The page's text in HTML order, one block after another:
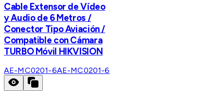
Cable Extensor de Vídeo
y Audio de 6 Metros /
Conector Tipo Aviación /
Compatible con Cámara
TURBO Móvil HIKVISION
AE-MC0201-6AE-MC0201-6